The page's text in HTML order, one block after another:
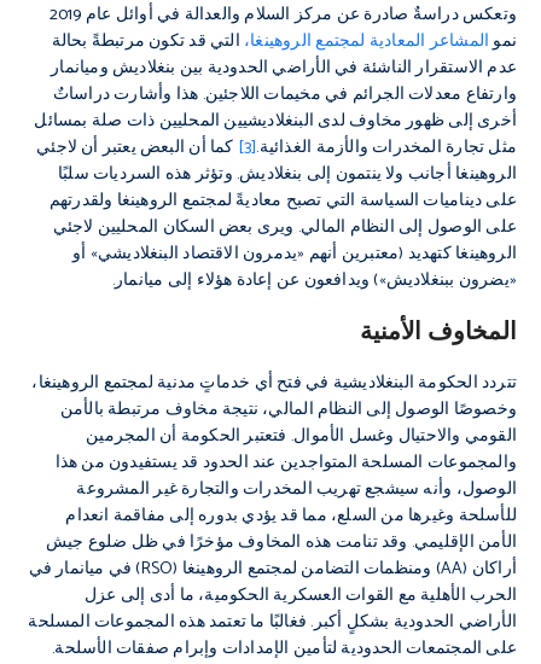
وتعكس دراسةٌ صادرة عن مركز السلام والعدالة في أوائل عام 2019
نموالمشاعر المعادية لمجتمع الروهينغا، التي قد تكون مرتبطةً بحالة
عدم الاستقرار الناشئة في الأراضي الحدودية بين بنغلاديش وميانمار
وارتفاع معدلات الجرائم في مخيمات اللاجئين. هذا وأشارت دراساتٌ
أخرى إلى ظهور مخاوف لدى البنغلاديشيين المحليين ذات صلة بمسائل
مثل تجارة المخدرات والأزمة الغذائية.[3]
كما أن البعض يعتبر أن لاجئي
الروهينغا أجانب ولا ينتمون إلى بنغلاديش. وتؤثر هذه السرديات سلبًا
على ديناميات السياسة التي تصبح معاديةً لمجتمع الروهينغا ولقدرتهم
على الوصول إلى النظام المالي. ويرى بعض السكان المحليين لاجئي
الروهينغا كتهديد (معتبرين أنهم «يدمرون الاقتصاد البنغلاديشي» أو
«يضرون ببنغلاديش») ويدافعون عن إعادة هؤلاء إلى ميانمار.
المخاوف الأمنية
تتردد الحكومة البنغلاديشية في فتح أي خدماتٍ مدنية لمجتمع الروهينغا،
وخصوصًا الوصول إلى النظام المالي، نتيجة مخاوف مرتبطة بالأمن
القومي والاحتيال وغسل الأموال. فتعتبر الحكومة أن المجرمين
والمجموعات المسلحة المتواجدين عند الحدود قد يستفيدون من هذا
الوصول، وأنه سيشجع تهريب المخدرات والتجارة غير المشروعة
للأسلحة وغيرها من السلع، مما قد يؤدي بدوره إلى مفاقمة انعدام
الأمن الإقليمي. وقد تنامت هذه المخاوف مؤخرًا في ظل ضلوع جيش
أراكان (AA) ومنظمات التضامن لمجتمع الروهينغا (RSO) في ميانمار في
الحرب الأهلية مع القوات العسكرية الحكومية، ما أدى إلى عزل
الأراضي الحدودية بشكلٍ أكبر. فغالبًا ما تعتمد هذه المجموعات المسلحة
على المجتمعات الحدودية لتأمين الإمدادات وإبرام صفقات الأسلحة.